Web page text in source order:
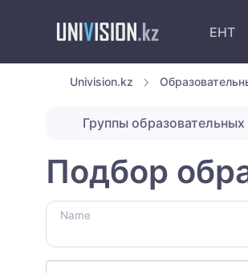
ЕНТ
Univision.kz
Группы
Подбор
Name